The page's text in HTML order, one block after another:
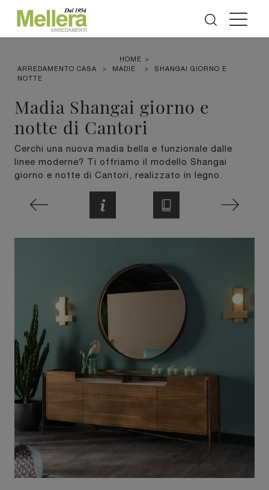
HOME >
ARREDAMENTO CASA
> MADIE >
SHANGAI GIORNO E
NOTTE
Madia Shangai giorno e
notte di Cantori
Cerchi una nuova madia bella e funzionale dalle
linee moderne? Ti offriamo il modello Shangai
giorno e notte di Cantori, realizzato in legno.